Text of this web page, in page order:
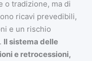
o tradizione, ma di
ricavi prevedibili,
e un rischio
Il sistema delle
e retrocessioni,